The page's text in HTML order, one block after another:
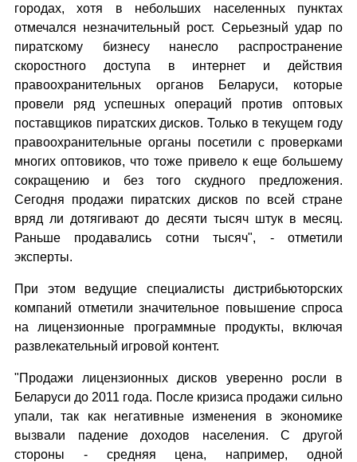
городах, хотя в небольших населенных пунктах
отмечался незначительный рост. Серьезный удар по
пиратскому бизнесу нанесло распространение
скоростного доступа в интернет и действия
правоохранительных органов Беларуси, которые
провели ряд успешных операций против оптовых
поставщиков пиратских дисков. Только в текущем году
правоохранительные органы посетили с проверками
многих оптовиков, что тоже привело к еще большему
сокращению и без того скудного предложения.
Сегодня продажи пиратских дисков по всей стране
вряд ли дотягивают до десяти тысяч штук в месяц.
Раньше продавались сотни тысяч", - отметили
эксперты.
При этом ведущие специалисты дистрибьюторских
компаний отметили значительное повышение спроса
на лицензионные программные продукты, включая
развлекательный игровой контент.
"Продажи лицензионных дисков уверенно росли в
Беларуси до 2011 года. После кризиса продажи сильно
упали, так как негативные изменения в экономике
вызвали падение доходов населения. С другой
стороны - средняя цена, например, одной